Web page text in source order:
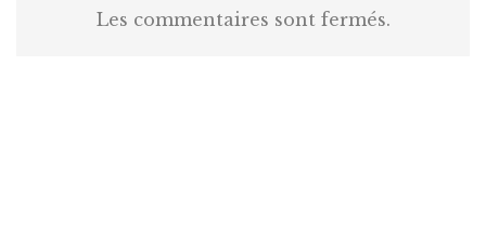
Les commentaires sont fermés.